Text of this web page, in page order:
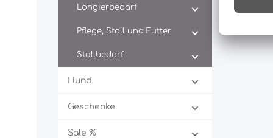
Longierbedarf
Pflege, Stall und Futter
Stallbedarf
Hund
Geschenke
Sale %
das